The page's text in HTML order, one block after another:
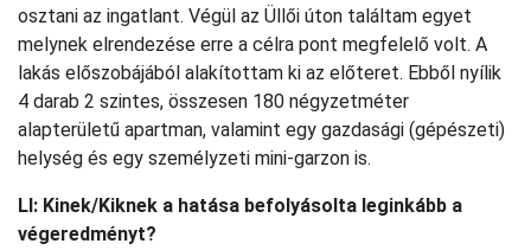
osztani az ingatlant. Végül az Üllői úton találtam egyet
melynek elrendezése erre a célra pont megfelelő volt. A
lakás előszobájából alakítottam ki az előteret. Ebből nyílik
4 darab 2 szintes, összesen 180 négyzetméter
alapterületű apartman, valamint egy gazdasági (gépészeti)
helység és egy személyzeti mini-garzon is.
LI: Kinek/Kiknek a hatása befolyásolta leginkább a
végeredményt?